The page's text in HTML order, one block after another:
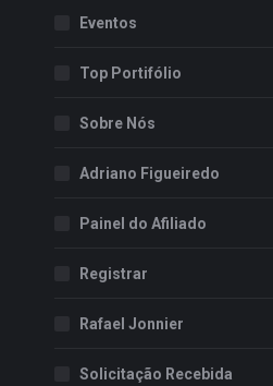
Eventos
Top Portifólio
Sobre Nós
Adriano Figueiredo
Painel do Afiliado
Registrar
Rafael Jonnier
Solicitação Recebida